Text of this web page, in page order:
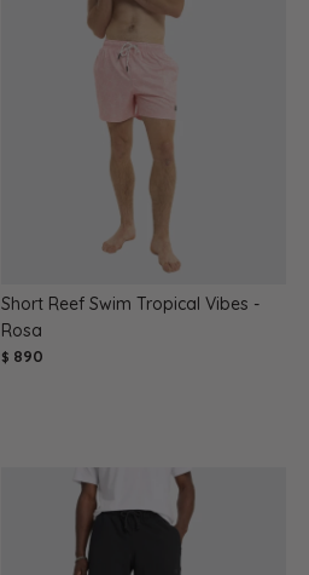
Short Reef Swim Tropical Vibes -
Rosa
$ 890